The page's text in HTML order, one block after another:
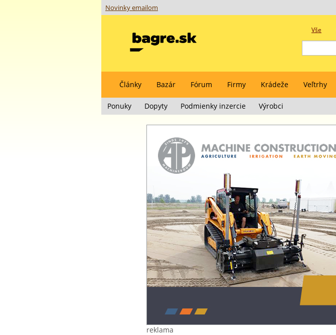
Novinky emailom
Vše
Články Bazár Fórum Firmy Krádeže Veľtrhy
Ponuky Dopyty Podmienky inzercie Výrobci
reklama